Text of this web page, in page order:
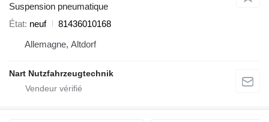
Suspension pneumatique
État neuf
81436010168
Allemagne, Altdorf
Nart Nutzfahrzeugtechnik